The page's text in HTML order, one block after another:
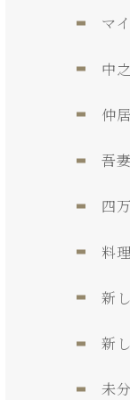
マ
中
仲
吾
四
料
新
新
未